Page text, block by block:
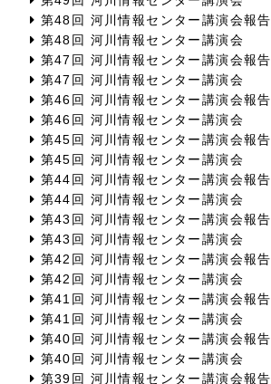
第48回 河川情報センター講演会報告
第48回 河川情報センター講演会
第47回 河川情報センター講演会報告
第47回 河川情報センター講演会
第46回 河川情報センター講演会報告
第46回 河川情報センター講演会
第45回 河川情報センター講演会報告
第45回 河川情報センター講演会
第44回 河川情報センター講演会報告
第44回 河川情報センター講演会
第43回 河川情報センター講演会報告
第43回 河川情報センター講演会
第42回 河川情報センター講演会報告
第42回 河川情報センター講演会
第41回 河川情報センター講演会報告
第41回 河川情報センター講演会
第40回 河川情報センター講演会報告
第40回 河川情報センター講演会
第39回 河川情報センター講演会報告